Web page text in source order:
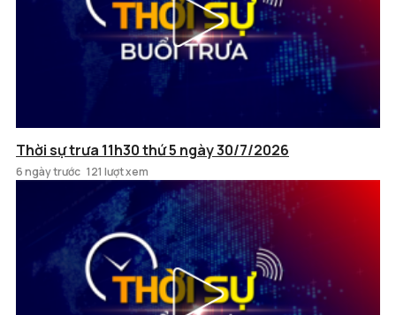
Thời sự trưa 11h30 thứ 5 ngày 30/7/2026
6 ngày trước 121 lượt xem